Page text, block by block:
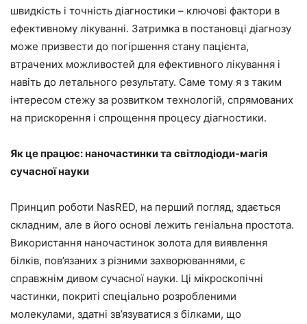
швидкість і точність діагностики – ключові фактори в
ефективному лікуванні. Затримка в постановці діагнозу
може призвести до погіршення стану пацієнта,
втрачених можливостей для ефективного лікування і
навіть до летального результату. Саме тому я з таким
інтересом стежу за розвитком технологій, спрямованих
на прискорення і спрощення процесу діагностики.
Як це працює: наночастинки та світлодіоди-магія
сучасної науки
Принцип роботи NasRED, на перший погляд, здається
складним, але в його основі лежить геніальна простота.
Використання наночастинок золота для виявлення
білків, пов’язаних з різними захворюваннями, є
справжнім дивом сучасної науки. Ці мікроскопічні
частинки, покриті спеціально розробленими
молекулами, здатні зв’язуватися з білками, що